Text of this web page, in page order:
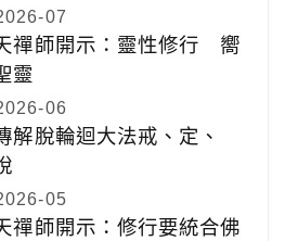
07
禪師開示：靈性修行 嚮
靈
06
解脫輪迴大法戒、定、
05
禪師開示：修行要統合佛